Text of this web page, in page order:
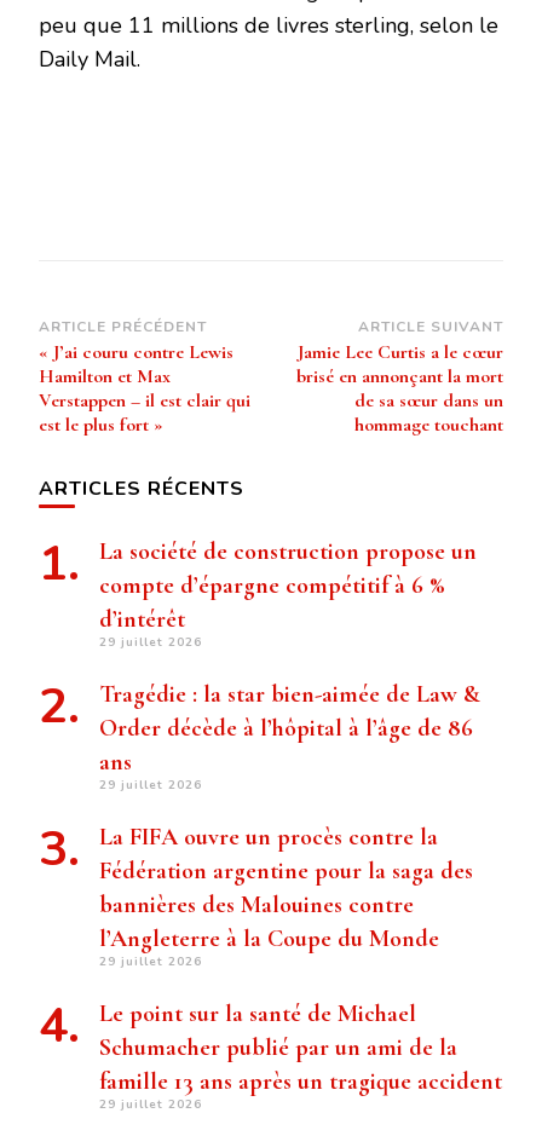
peu que 11 millions de livres sterling, selon le
Daily Mail.
Navigation
d’article
ARTICLE PRÉCÉDENT
« J’ai couru contre Lewis
Hamilton et Max
Verstappen – il est clair qui
est le plus fort »
ARTICLE SUIVANT
Jamie Lee Curtis a le cœur
brisé en annonçant la mort
de sa sœur dans un
hommage touchant
ARTICLES RÉCENTS
La société de construction propose un
compte d’épargne compétitif à 6 %
d’intérêt
29 juillet 2026
Tragédie : la star bien-aimée de Law &
Order décède à l’hôpital à l’âge de 86
ans
29 juillet 2026
La FIFA ouvre un procès contre la
Fédération argentine pour la saga des
bannières des Malouines contre
l’Angleterre à la Coupe du Monde
29 juillet 2026
Le point sur la santé de Michael
Schumacher publié par un ami de la
famille 13 ans après un tragique accident
29 juillet 2026